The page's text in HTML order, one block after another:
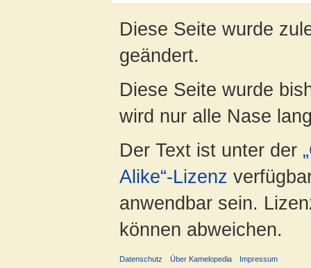
Diese Seite wurde
geändert.
Diese Seite wurde
wird nur alle Nase
Der Text ist unter der
Alike“-Lizenz
anwendbar sein.
können abweichen.
Datenschutz Über Kamelopedia Impressum